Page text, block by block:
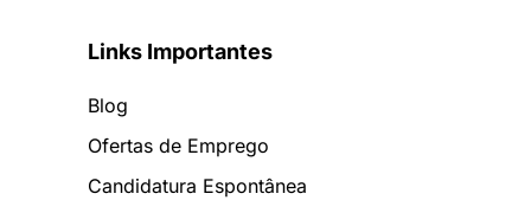
Links Importantes
Blog
Ofertas de Emprego
Candidatura Espontânea